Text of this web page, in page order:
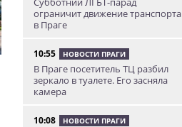
ограничит движение транспорта
в Праге
10:55 НОВОСТИ ПРАГИ
В Праге посетитель ТЦ разбил
зеркало в туалете. Его засняла
камера
10:08 НОВОСТИ ПРАГИ